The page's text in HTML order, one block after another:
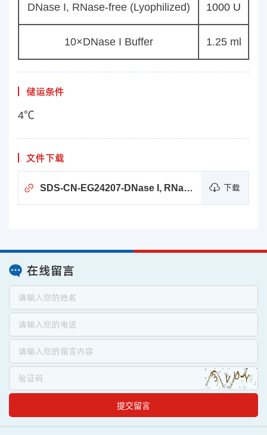
DNase I, RNase-free (Lyophilized) 1000 U
10×DNase I Buffer 1.25 ml
储运条件
4℃
文件下载
下载
SDS-CN-EG24207-DNase I, RNase-free (Lyophilized)
在线留言
提交留言